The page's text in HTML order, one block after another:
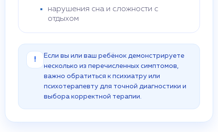
нарушения сна и сложности с
отдыхом
!
Если вы или ваш ребёнок демонстрируете
несколько из перечисленных симптомов,
важно обратиться к психиатру или
психотерапевту для точной диагностики и
выбора корректной терапии.